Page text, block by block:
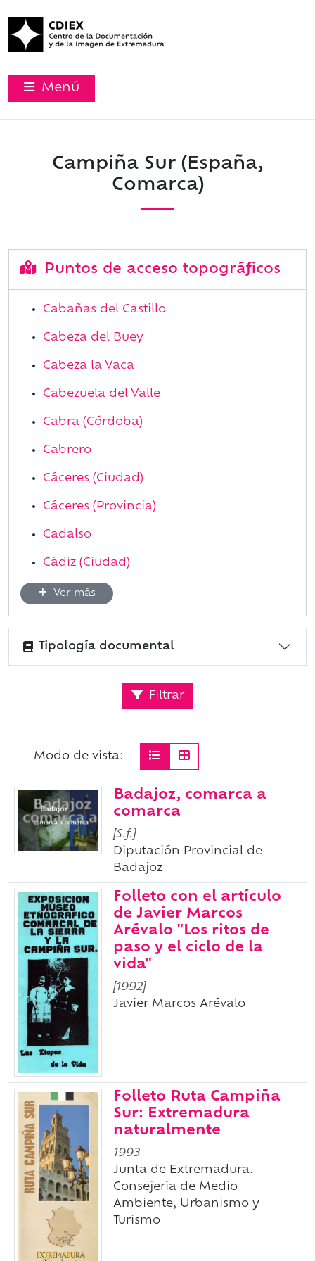
Menú
Campiña Sur (España,
Comarca)
Puntos de acceso topográficos
Cabañas del Castillo
Cabeza del Buey
Cabeza la Vaca
Cabezuela del Valle
Cabra (Córdoba)
Cabrero
Cáceres (Ciudad)
Cáceres (Provincia)
Cadalso
Cádiz (Ciudad)
Ver más
Tipología documental
Filtrar
Modo de vista:
Badajoz, comarca a
comarca
[S.f.]
Diputación Provincial de
Badajoz
Folleto con el artículo
de Javier Marcos
Arévalo "Los ritos de
paso y el ciclo de la
vida"
[1992]
Javier Marcos Arévalo
Folleto Ruta Campiña
Sur: Extremadura
naturalmente
1993
Junta de Extremadura.
Consejería de Medio
Ambiente, Urbanismo y
Turismo